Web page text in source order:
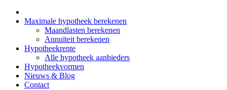
Maximale hypotheek berekenen
Maandlasten berekenen
Annuïteit berekenen
Hypotheekrente
Alle hypotheek aanbieders
Hypotheekvormen
Nieuws & Blog
Contact